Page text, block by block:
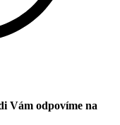
Vám odpovíme na